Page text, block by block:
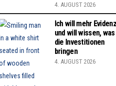
4. AUGUST 2026
Ich will mehr Evidenz
und will wissen, was
die Investitionen
bringen
4. AUGUST 2026